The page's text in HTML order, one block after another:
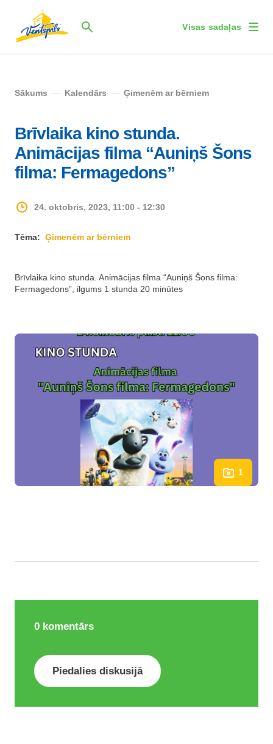
Visas sadaļas
Sākums Kalendārs Ģimenēm ar bērniem
Brīvlaika kino stunda.
Animācijas filma “Auniņš Šons
filma: Fermagedons”
24. oktobris, 2023, 11:00 - 12:30
Tēma: Ģimenēm ar bērniem
Brīvlaika kino stunda. Animācijas filma “Auniņš Šons filma:
Fermagedons”, ilgums 1 stunda 20 minūtes
1
0 komentārs
Piedalies diskusijā